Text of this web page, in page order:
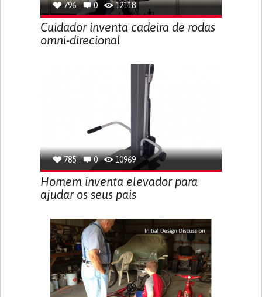
796 0 12118
Cuidador inventa cadeira de rodas
omni-direcional
785 0 10969
Homem inventa elevador para
ajudar os seus pais